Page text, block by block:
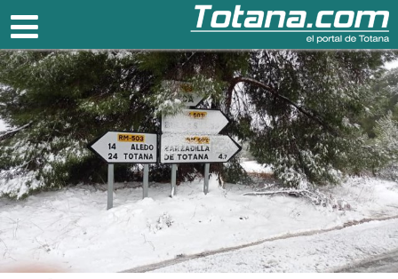
Totana.com